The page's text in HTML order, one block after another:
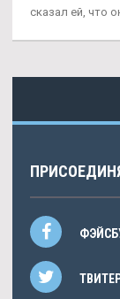
сказал ей, что